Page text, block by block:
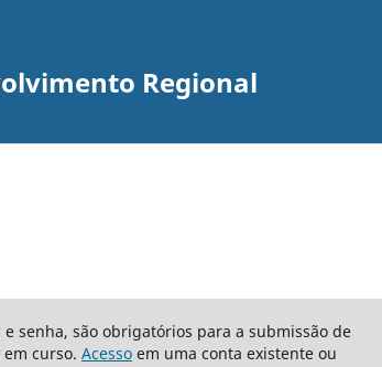
Regional
senha, são obrigatórios para a submissão de
curso. Acesso em uma conta existente ou